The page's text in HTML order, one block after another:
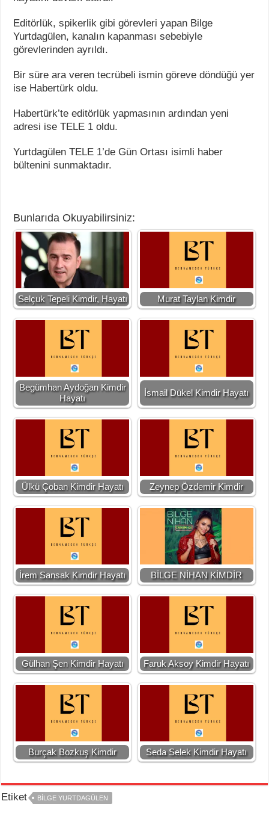
Editörlük, spikerlik gibi görevleri yapan Bilge
Yurtdagülen, kanalın kapanması sebebiyle
görevlerinden ayrıldı.
Bir süre ara veren tecrübeli ismin göreve döndüğü yer
ise Habertürk oldu.
Habertürk’te editörlük yapmasının ardından yeni
adresi ise TELE 1 oldu.
Yurtdagülen TELE 1’de Gün Ortası isimli haber
bültenini sunmaktadır.
Bunlarıda Okuyabilirsiniz:
Selçuk Tepeli Kimdir, Hayatı Murat Taylan Kimdir
Begümhan Aydoğan Kimdir
Hayatı
İsmail Dükel Kimdir Hayatı
Ülkü Çoban Kimdir Hayatı Zeynep Özdemir Kimdir
İrem Sansak Kimdir Hayatı BİLGE NİHAN KİMDİR
Gülhan Şen Kimdir Hayatı Faruk Aksoy Kimdir Hayatı
Burçak Bozkuş Kimdir Seda Selek Kimdir Hayatı
Etiket BILGE YURTDAGÜLEN